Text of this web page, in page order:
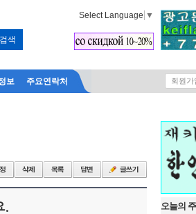
Select Language ▼
보 주요연락처 회원가
. 오늘의